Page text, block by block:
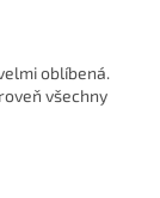
oblíbená.
všechny